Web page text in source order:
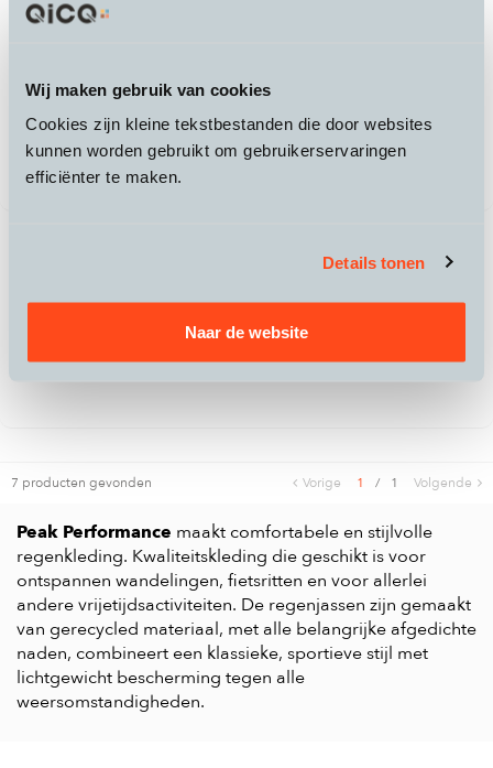
Wij maken gebruik van cookies
Cookies zijn kleine tekstbestanden die door websites
kunnen worden gebruikt om gebruikerservaringen
efficiënter te maken.
Details tonen
Naar de website
90,-
Dames Padded Bike Liner
90,-
7 producten gevonden Vorige 1 / 1 Volgende
Peak Performance maakt comfortabele en stijlvolle
regenkleding. Kwaliteitskleding die geschikt is voor
ontspannen wandelingen, fietsritten en voor allerlei
andere vrijetijdsactiviteiten. De regenjassen zijn gemaakt
van gerecycled materiaal, met alle belangrijke afgedichte
naden, combineert een klassieke, sportieve stijl met
lichtgewicht bescherming tegen alle
weersomstandigheden.